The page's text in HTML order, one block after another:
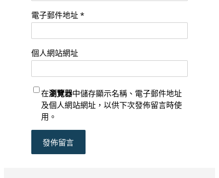
電子郵件地址 *
個人網站網址
在瀏覽器中儲存顯示名稱、電子郵件地址
及個人網站網址，以供下次發佈留言時使
用。